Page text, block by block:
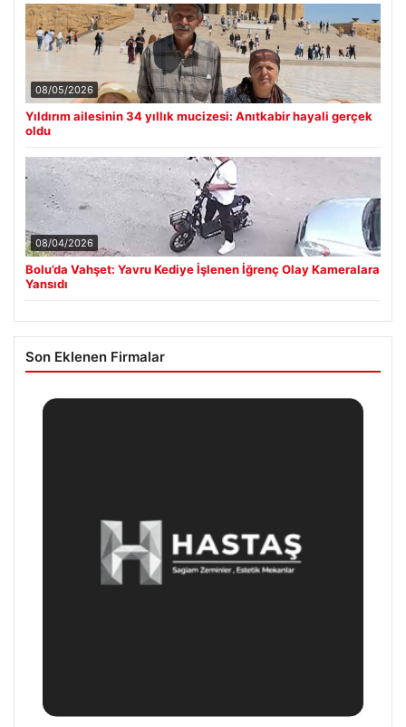
08/05/2026
Yıldırım ailesinin 34 yıllık mucizesi: Anıtkabir hayali gerçek
oldu
08/04/2026
Bolu’da Vahşet: Yavru Kediye İşlenen İğrenç Olay Kameralara
Yansıdı
Son Eklenen Firmalar